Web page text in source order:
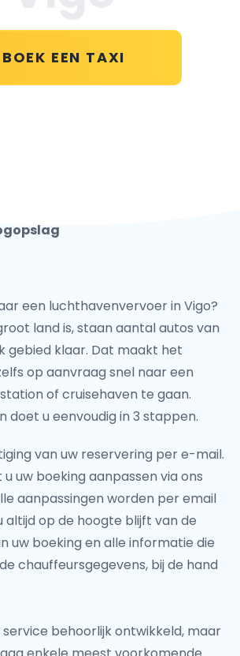
BOEK EEN TAXI
een luchthavenvervoer in Vigo?
land is, staan aantal autos van
gebied klaar. Dat maakt het
op aanvraag snel naar een
of cruisehaven te gaan.
doet u eenvoudig in 3 stappen.
van uw reservering per e-mail.
u uw boeking aanpassen via ons
aanpassingen worden per email
altijd op de hoogte blijft van de
uw boeking en alle informatie die
chauffeursgegevens, bij de hand
service behoorlijk ontwikkeld, maar